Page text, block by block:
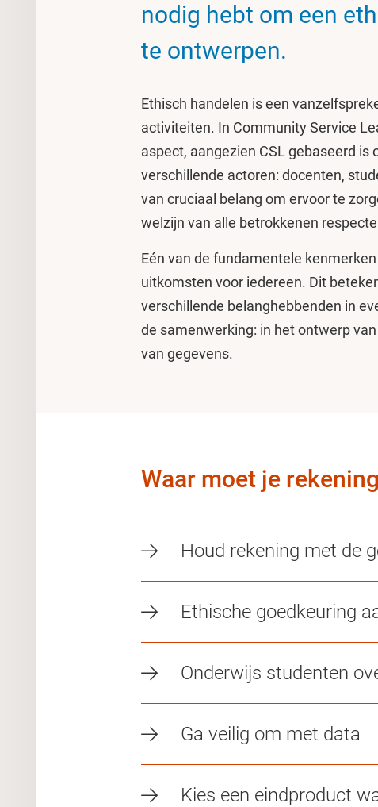
nodig hebt om een
te ontwerpen.
Ethisch handelen is een
activiteiten. In Community Service
aspect, aangezien CSL gebaseerd
verschillende actoren: docenten,
van cruciaal belang om ervoor te
welzijn van alle betrokkenen
Eén van de fundamentele
uitkomsten voor iedereen. Dit
verschillende belanghebbenden in
de samenwerking: in het ontwerp
van gegevens.
Waar moet je
Houd rekening met de
Ethische goedkeuring
Onderwijs studenten
Ga veilig om met data
Kies een eindproduct